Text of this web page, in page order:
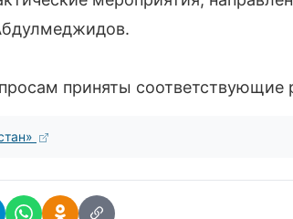
приняты соответствующие